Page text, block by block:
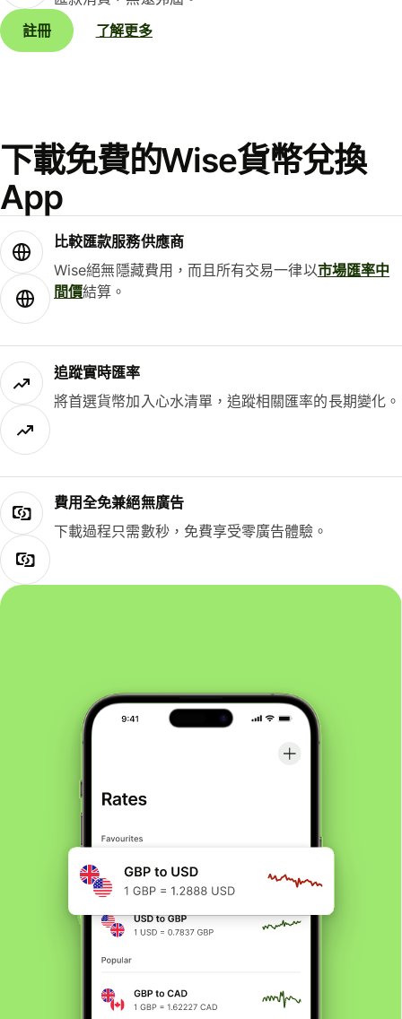
註冊
了解更多
下載免費的Wise貨幣兌換
App
比較匯款服務供應商
Wise絕無隱藏費用，而且所有交易一律以市場匯率中
間價結算。
追蹤實時匯率
將首選貨幣加入心水清單，追蹤相關匯率的長期變化。
費用全免兼絕無廣告
下載過程只需數秒，免費享受零廣告體驗。